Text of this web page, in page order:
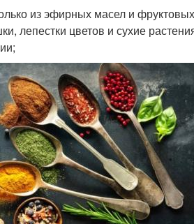
из эфирных масел и
лепестки цветов и сухие